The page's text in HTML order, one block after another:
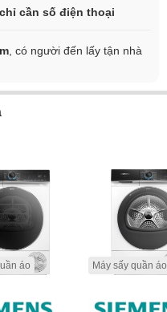
chỉ cần số điện thoại
, có người đến lấy tận nhà
áo Máy sấy quần áo